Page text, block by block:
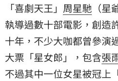
「喜劇天王」 周星馳 （
執導過數十部電影，創造
十年，不少大咖都曾參演
大票「星女郎」，包含張
不過其中一位女星被冠上